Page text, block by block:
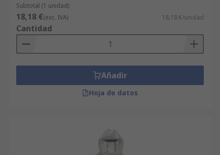
Subtotal (1 unidad)
18,18 €(exc. IVA) 18,18 €/unidad
Cantidad
Añadir
Hoja de datos